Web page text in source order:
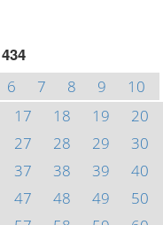
434
6 7 8 9
10
17 18 19
20
27 28 29
30
37 38 39
40
47 48 49
50